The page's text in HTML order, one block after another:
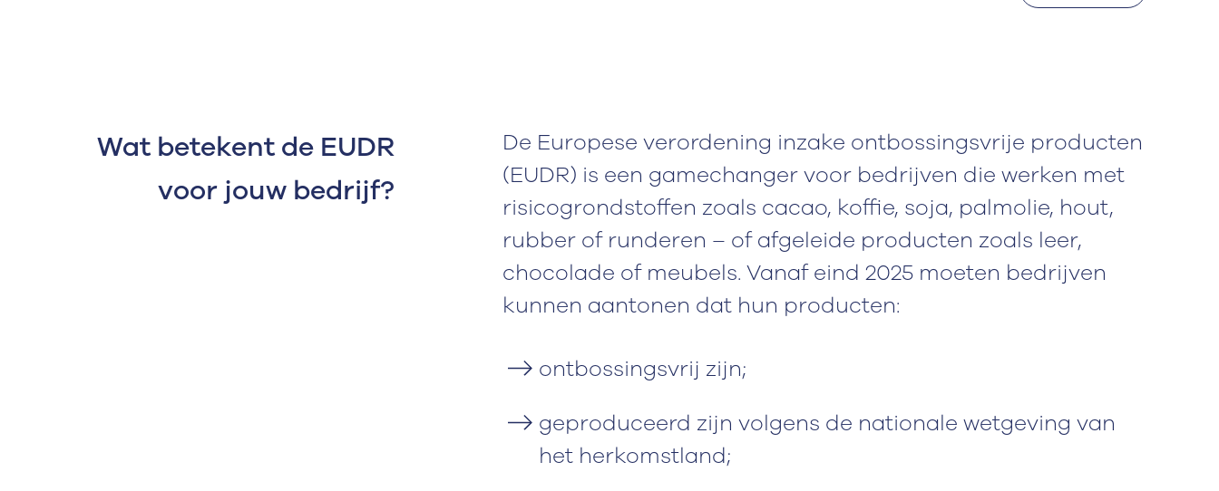
Wat betekent de EUDR
voor jouw bedrijf?
De Europese verordening inzake ontbossingsvrije producten
(EUDR) is een gamechanger voor bedrijven die werken met
risicogrondstoffen zoals cacao, koffie, soja, palmolie, hout,
rubber of runderen – of afgeleide producten zoals leer,
chocolade of meubels. Vanaf eind 2025 moeten bedrijven
kunnen aantonen dat hun producten:
ontbossingsvrij zijn;
geproduceerd zijn volgens de nationale wetgeving van
het herkomstland;